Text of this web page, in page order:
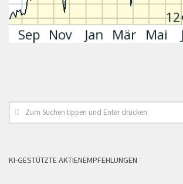
KI-GESTÜTZTE AKTIENEMPFEHLUNGEN